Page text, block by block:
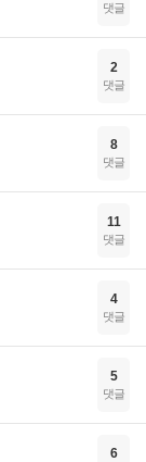
댓글
2
댓글
8
댓글
11
댓글
4
댓글
5
댓글
6